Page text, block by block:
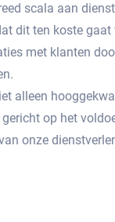
scala aan
dit ten koste
met klanten
alleen
op het
onze